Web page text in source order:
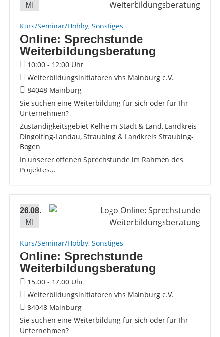
MI
Kurs/Seminar/Hobby, Sonstiges
Online: Sprechstunde
Weiterbildungsberatung
10:00 - 12:00 Uhr
Weiterbildungsinitiatoren vhs Mainburg e.V.
84048 Mainburg
Sie suchen eine Weiterbildung für sich oder für Ihr
Unternehmen?
Zuständigkeitsgebiet Kelheim Stadt & Land, Landkreis
Dingolfing-Landau, Straubing & Landkreis Straubing-
Bogen
In unserer offenen Sprechstunde im Rahmen des
Projektes…
26.08.
MI
Kurs/Seminar/Hobby, Sonstiges
Online: Sprechstunde
Weiterbildungsberatung
15:00 - 17:00 Uhr
Weiterbildungsinitiatoren vhs Mainburg e.V.
84048 Mainburg
Sie suchen eine Weiterbildung für sich oder für Ihr
Unternehmen?